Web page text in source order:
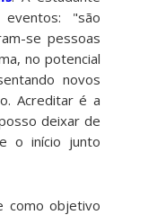
"são
se pessoas
no potencial
novos
Acreditar é a
deixar de
o início junto
como objetivo